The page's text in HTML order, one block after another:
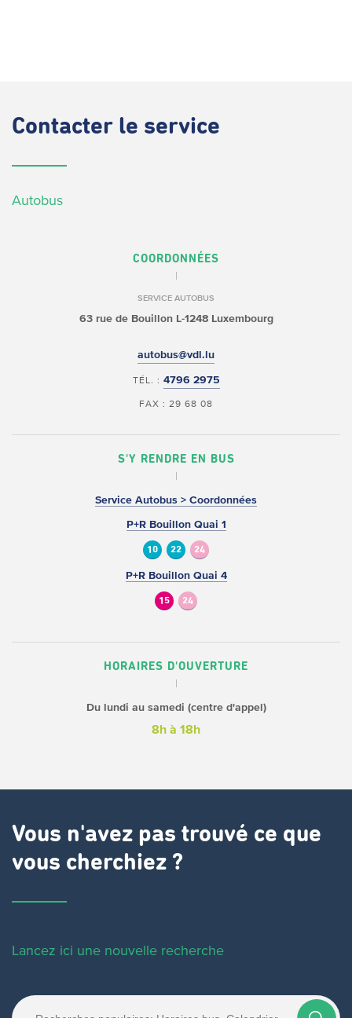
Contacter le service
Autobus
COORDONNÉES
SERVICE AUTOBUS
63 rue de BouillonL-1248 Luxembourg
autobus@vdl.lu
TÉL. : 4796 2975
FAX : 29 68 08
S'Y RENDRE EN BUS
Service Autobus > Coordonnées
P+R Bouillon Quai 1
10 22 24
P+R Bouillon Quai 4
15 24
HORAIRES D'OUVERTURE
Du lundi au samedi (centre d'appel)
8h à 18h
Vous n'avez pas trouvé ce que
vous cherchiez ?
Lancez ici une nouvelle recherche